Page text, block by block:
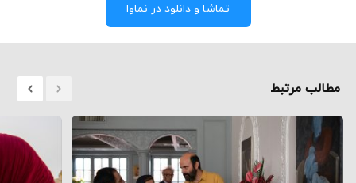
تماشا و دانلود در نماوا
مطالب مرتبط